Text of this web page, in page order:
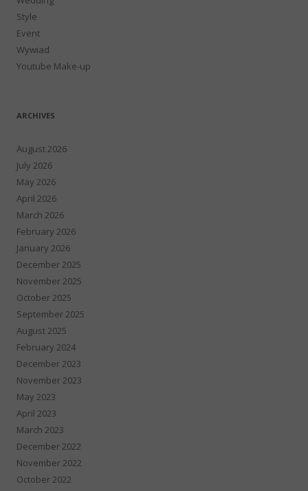
Style
Event
Wywiad
Youtube Make-up
ARCHIVES
August 2026
July 2026
May 2026
April 2026
March 2026
February 2026
January 2026
December 2025
November 2025
October 2025
September 2025
August 2025
February 2024
December 2023
November 2023
May 2023
April 2023
March 2023
December 2022
November 2022
October 2022